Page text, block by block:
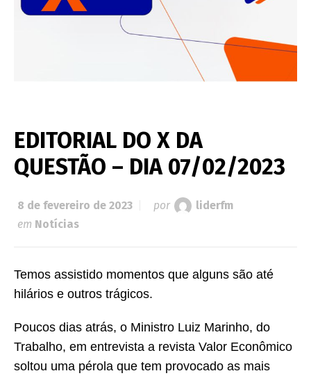
EDITORIAL DO X DA
QUESTÃO – DIA 07/02/2023
8 de fevereiro de 2023 por
liderfm
em Notícias
Temos assistido momentos que alguns são até
hilários e outros trágicos.
Poucos dias atrás, o Ministro Luiz Marinho, do
Trabalho, em entrevista a revista Valor Econômico
soltou uma pérola que tem provocado as mais